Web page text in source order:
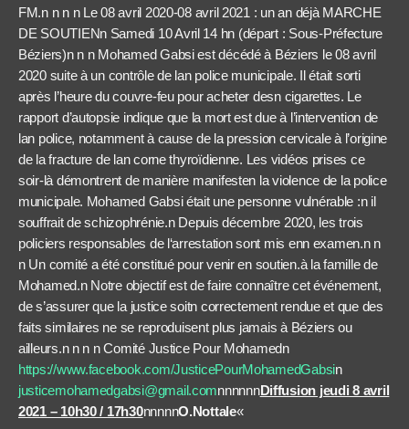
FM.n n n n Le 08 avril 2020-08 avril 2021 : un an déjà MARCHE
DE SOUTIENn Samedi 10 Avril 14 hn (départ : Sous-Préfecture
Béziers)n n n Mohamed Gabsi est décédé à Béziers le 08 avril
2020 suite à un contrôle de lan police municipale. Il était sorti
après l’heure du couvre-feu pour acheter desn cigarettes. Le
rapport d’autopsie indique que la mort est due à l’intervention de
lan police, notamment à cause de la pression cervicale à l’origine
de la fracture de lan corne thyroïdienne. Les vidéos prises ce
soir-là démontrent de manière manifesten la violence de la police
municipale. Mohamed Gabsi était une personne vulnérable :n il
souffrait de schizophrénie.n Depuis décembre 2020, les trois
policiers responsables de l‘arrestation sont mis enn examen.n n
n Un comité a été constitué pour venir en soutien.à la famille de
Mohamed.n Notre objectif est de faire connaître cet événement,
de s’assurer que la justice soitn correctement rendue et que des
faits similaires ne se reproduisent plus jamais à Béziers ou
ailleurs.n n n n Comité Justice Pour Mohamedn
https://www.facebook.com/JusticePourMohamedGabsin
justicemohamedgabsi@gmail.comnnnnnnDiffusion jeudi 8 avril
2021 – 10h30 / 17h30nnnnnO.Nottale«